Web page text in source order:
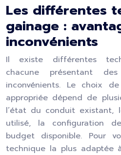
Les différentes
gainage :
inconvénients
Il existe différentes
chacune présentant
inconvénients. Le choix
appropriée dépend de
l’état du conduit existant,
utilisé, la configuration
budget disponible. Pour
technique la plus adaptée